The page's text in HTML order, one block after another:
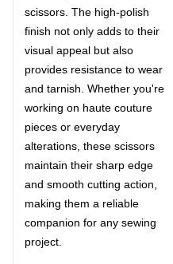
scissors. The high-polish
finish not only adds to their
visual appeal but also
provides resistance to wear
and tarnish. Whether you're
working on haute couture
pieces or everyday
alterations, these scissors
maintain their sharp edge
and smooth cutting action,
making them a reliable
companion for any sewing
project.